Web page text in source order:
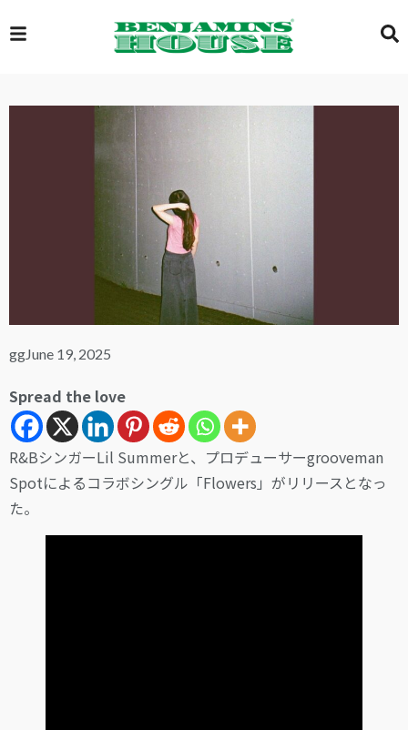
EXCLUSIVE
GLOBAL
VIDEOS
GALLERY
ggJune 19, 2025
Spread the love
R&BシンガーLil Summerと、プロデューサーgrooveman
Spotによるコラボシングル「Flowers」がリリースとなっ
た。